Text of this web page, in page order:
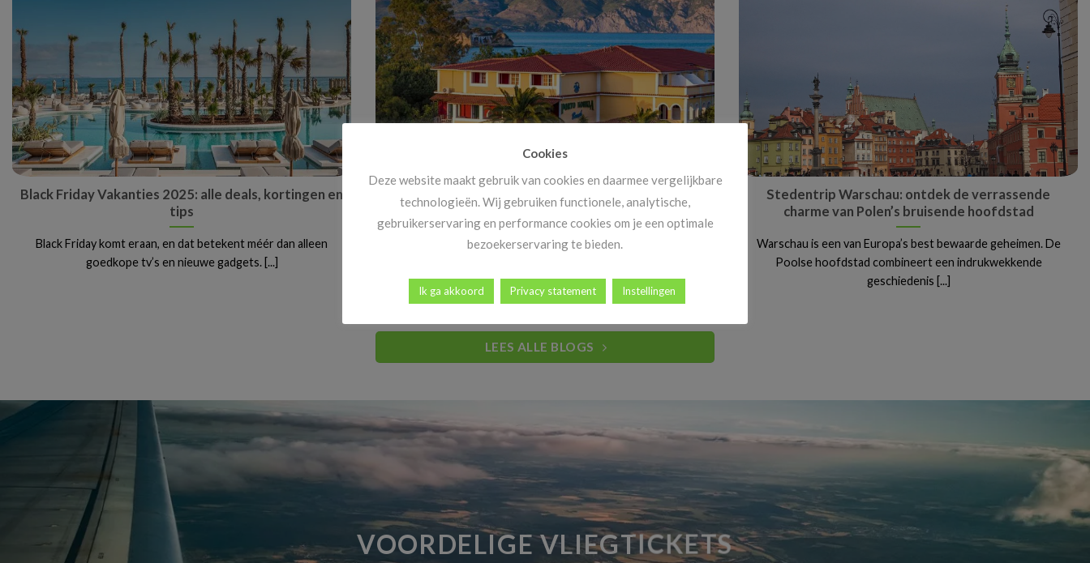
Black Friday Vakanties 2025: alle deals, kortingen en
tips
Black Friday komt eraan, en dat betekent méér dan alleen
goedkope tv’s en nieuwe gadgets. [...]
Vanaf 14 november: megakortingen op ál je
vakanties!
Heb jij al vakantiekriebels? Goed nieuws! Vanaf 14 november
Stedentrip Warschau: ontdek de verrassende
charme van Polen’s bruisende hoofdstad
Warschau is een van Europa’s best bewaarde geheimen. De
Poolse hoofdstad combineert een indrukwekkende
geschiedenis [...]
LEES ALLE BLOGS
VOORDELIGE VLIEGTICKETS
Cookies
Deze website maakt gebruik van cookies en daarmee vergelijkbare
technologieën. Wij gebruiken functionele, analytische,
gebruikerservaring en performance cookies om je een optimale
bezoekerservaring te bieden.
Ik ga akkoord Privacy statement Instellingen